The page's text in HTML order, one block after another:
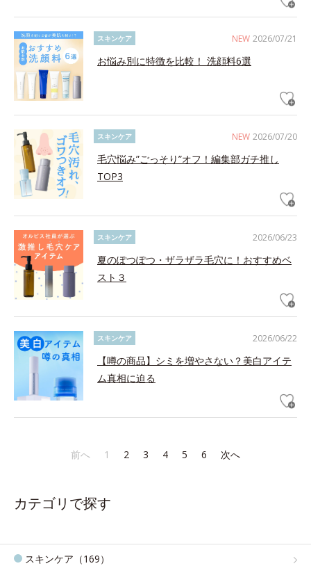
NEW 2026/07/21
スキンケア
お悩み別に特徴を比較！ 洗顔料6選
NEW 2026/07/20
スキンケア
毛穴悩み”ごっそり”オフ！編集部ガチ推し
TOP3
2026/06/23
スキンケア
夏のぽつぽつ・ザラザラ毛穴に！おすすめベ
スト３
2026/06/22
スキンケア
【噂の商品】シミを増やさない？美白アイテ
ム真相に迫る
前へ 1 2 3 4 5 6 次へ
カテゴリで探す
スキンケア（169）